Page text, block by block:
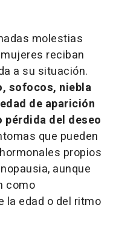
molestias
reciban
a su situación.
sofocos, niebla
de aparición
pérdida del deseo
que pueden
propios
aunque
como
la edad o del ritmo